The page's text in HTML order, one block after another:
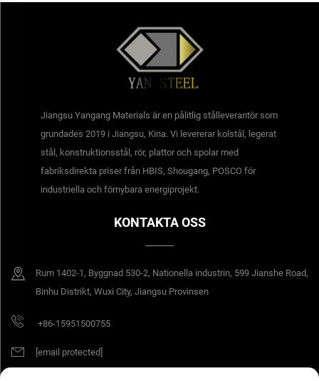
Jiangsu Yangang Materials är en pålitlig stålleverantör som
grundades 2019 i Jiangsu, Kina. Vi levererar kolstål, legerat
stål, konstruktionsstål, rör, plattor och spolar med
fabriksdirekta priser från HBIS, Shougang, POSCO för
industriella och förnybara energiprojekt.
KONTAKTA OSS
Rum 1402-1, Byggnad 530-2, Nationella industrin, 599 Jianshe Road,
Binhu Distrikt, Wuxi City, Jiangsu Provinsen
+86-15951500755
[email protected]